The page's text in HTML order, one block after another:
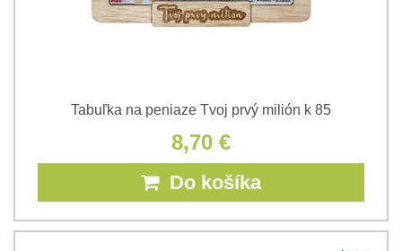
Tabuľka na peniaze Tvoj prvý milión k 85
8,70 €
Do košíka